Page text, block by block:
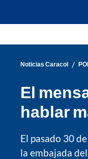
Noticias Caracol /
El
hablar
El pasado 30
la embajada